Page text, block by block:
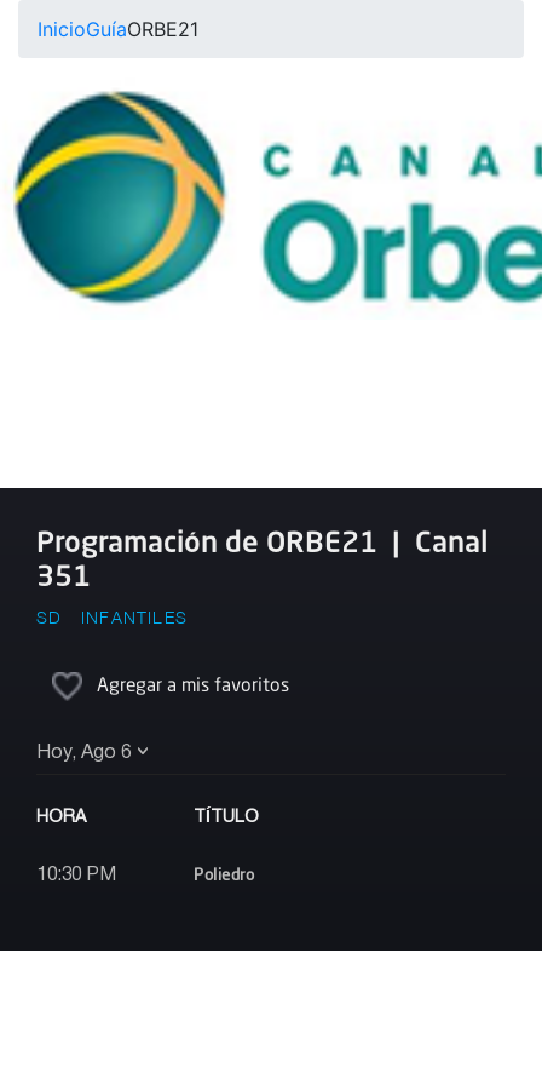
InicioGuíaORBE21
Programación de ORBE21 | Canal
351
SD INFANTILES
Agregar a mis favoritos
Hoy, Ago 6
HORA TÍTULO
10:30 PM Poliedro